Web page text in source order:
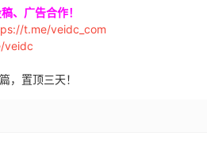
、广告合作！
t.me/veidc_com
veidc
，置顶三天！